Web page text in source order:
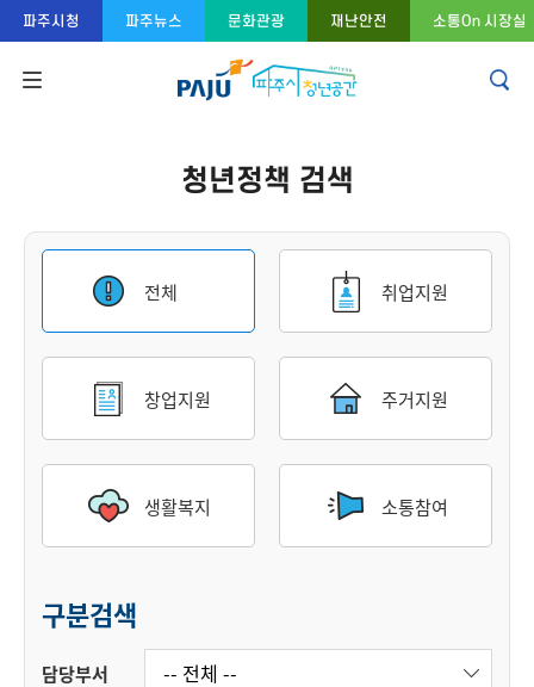
콘텐츠 바로가기
주메뉴 바로가기
푸터 바로가기
파주시청 파주뉴스 문화관광 재난안전 소통On 시장실
청년정책 검색
전체 취업지원
창업지원 주거지원
생활복지 소통참여
구분검색
담당부서